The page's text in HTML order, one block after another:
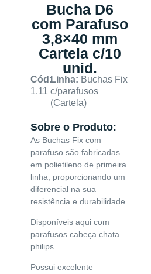
Bucha D6
com Parafuso
3,8×40 mm
Cartela c/10
unid.
Cód:
1.11
Linha: Buchas Fix
c/parafusos
(Cartela)
Sobre o Produto:
As Buchas Fix com
parafuso são fabricadas
em polietileno de primeira
linha, proporcionando um
diferencial na sua
resistência e durabilidade.
Disponíveis aqui com
parafusos cabeça chata
philips.
Possui excelente